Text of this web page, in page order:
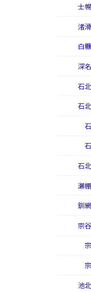
士
渚
白
深
石
石
石
瀬
釧
宗
池